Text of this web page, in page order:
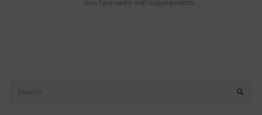
con l’aumento dell’inquinamento...